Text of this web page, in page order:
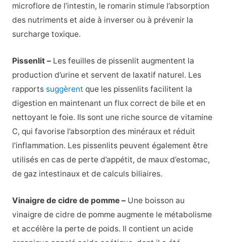
microflore de l’intestin, le romarin stimule l’absorption
des nutriments et aide à inverser ou à prévenir la
surcharge toxique.
Pissenlit –Les feuilles de pissenlit augmentent la
production d’urine et servent de laxatif naturel. Les
rapports suggèrent que les pissenlits facilitent la
digestion en maintenant un flux correct de bile et en
nettoyant le foie. Ils sont une riche source de vitamine
C, qui favorise l’absorption des minéraux et réduit
l’inflammation. Les pissenlits peuvent également être
utilisés en cas de perte d’appétit, de maux d’estomac,
de gaz intestinaux et de calculs biliaires.
Vinaigre de cidre de pomme –Une boisson au
vinaigre de cidre de pomme augmente le métabolisme
et accélère la perte de poids. Il contient un acide